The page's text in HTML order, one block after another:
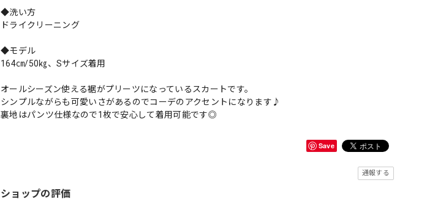
◆洗い方
ドライクリーニング
◆モデル
164㎝/50㎏、Sサイズ着用
オールシーズン使える裾がプリーツになっているスカートです。
シンプルながらも可愛いさがあるのでコーデのアクセントになります♪
裏地はパンツ仕様なので1枚で安心して着用可能です◎
Save
通報する
ショップの評価